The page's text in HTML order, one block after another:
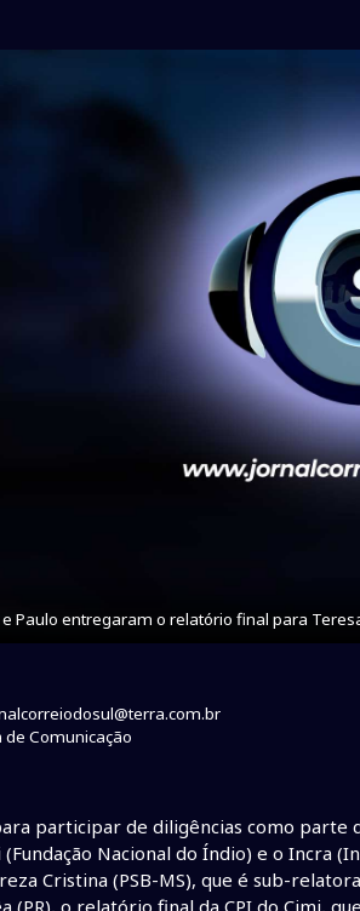
Paulo entregaram o relatório final para
de Comunicação
participar de diligências como parte
(Fundação Nacional do Índio) e o Incra
Cristina (PSB-MS), que é sub-
(PR), o relatório final da CPI do Cimi,